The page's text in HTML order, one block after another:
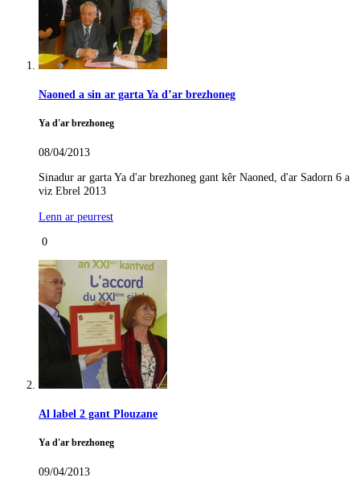
Naoned a sin ar garta Ya d’ar brezhoneg
Ya d'ar brezhoneg
08/04/2013
Sinadur ar garta Ya d'ar brezhoneg gant kêr Naoned, d'ar Sadorn 6 a
viz Ebrel 2013
Lenn ar peurrest
0
Al label 2 gant Plouzane
Ya d'ar brezhoneg
09/04/2013